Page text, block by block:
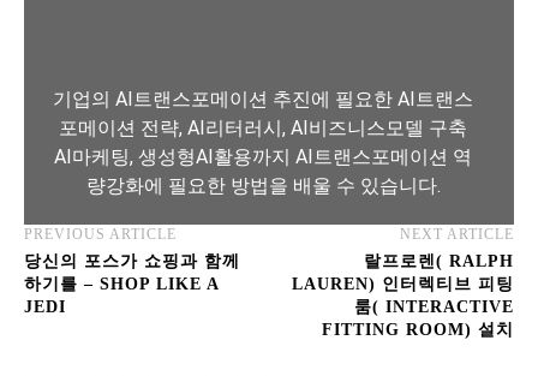
기업의 AI트랜스포메이션 추진에 필요한 AI트랜스
포메이션 전략, AI리터러시, AI비즈니스모델 구축
AI마케팅, 생성형AI활용까지 AI트랜스포메이션 역
량강화에 필요한 방법을 배울 수 있습니다.
AI트랜스포메이션 아카데미 교육과정 보기
PREVIOUS ARTICLE
당신의 포스가 쇼핑과 함께
하기를 – SHOP LIKE A
JEDI
NEXT ARTICLE
랄프로렌( RALPH
LAUREN) 인터렉티브 피팅
룸( INTERACTIVE
FITTING ROOM) 설치